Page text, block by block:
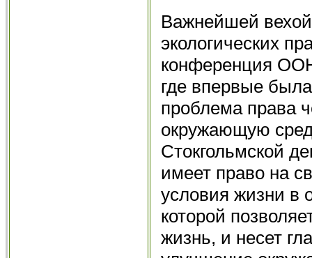
Важнейшей
экологических
конференция
где впервые
проблема права
окружающую
Стокгольмской
име­ет право на
условия жизни в
которой
жизнь, и несет